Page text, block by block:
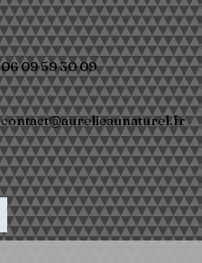
06 09 59 30 09
contact@aurelieaunaturel.fr